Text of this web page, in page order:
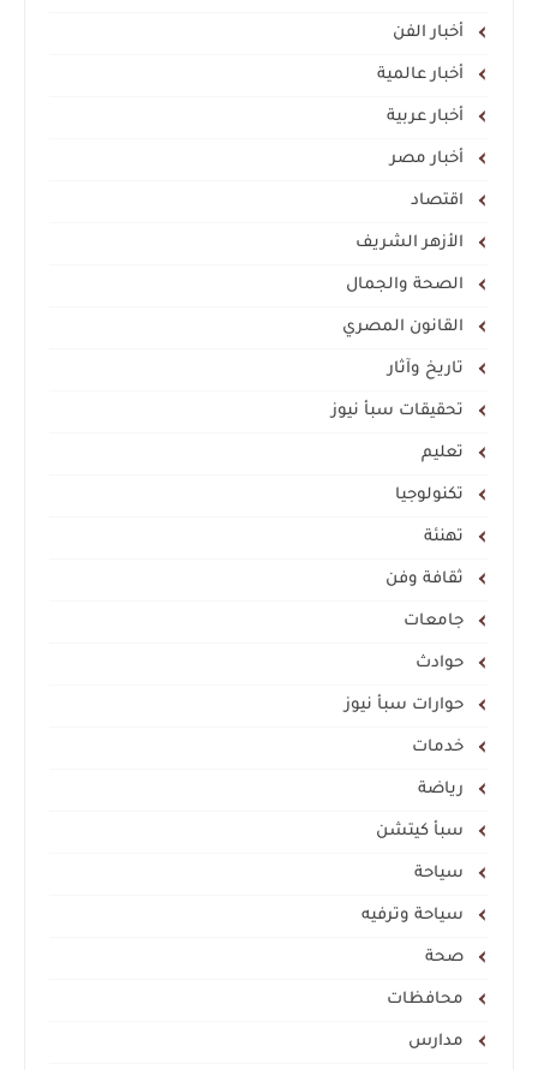
أخبار الفن
أخبار عالمية
أخبار عربية
أخبار مصر
اقتصاد
الأزهر الشريف
الصحة والجمال
القانون المصري
تاريخ وآثار
تحقيقات سبأ نيوز
تعليم
تكنولوجيا
تهنئة
ثقافة وفن
جامعات
حوادث
حوارات سبأ نيوز
خدمات
رياضة
سبأ كيتشن
سياحة
سياحة وترفيه
صحة
محافظات
مدارس